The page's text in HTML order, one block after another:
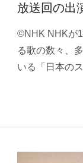
放送回の出
©NHK NHKが
る歌の数々、
いる「日本の